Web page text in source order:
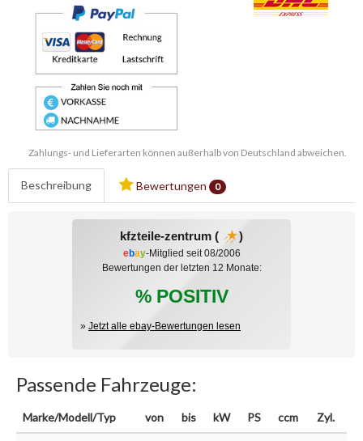
Zahlungs- und Lieferarten können außerhalb von Deutschland abweichen.
Beschreibung Bewertungen 0
kfzteile-zentrum ( )
ebay-Mitglied seit 08/2006
Bewertungen der letzten 12 Monate:
% POSITIV
» Jetzt alle ebay-Bewertungen lesen
Passende Fahrzeuge:
Marke/Modell/Typ von bis kW PS ccm Zyl.